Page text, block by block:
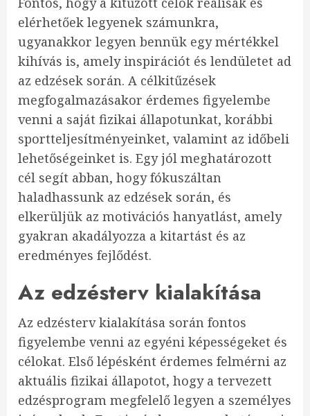
elérhetőek legyenek számunkra,
ugyanakkor legyen bennük egy mértékkel
kihívás is, amely inspirációt és lendületet ad
az edzések során. A célkitűzések
megfogalmazásakor érdemes figyelembe
venni a saját fizikai állapotunkat, korábbi
sportteljesítményeinket, valamint az időbeli
lehetőségeinket is. Egy jól meghatározott
cél segít abban, hogy fókuszáltan
haladhassunk az edzések során, és
elkerüljük az motivációs hanyatlást, amely
gyakran akadályozza a kitartást és az
eredményes fejlődést.
Az edzésterv kialakítása
Az edzésterv kialakítása során fontos
figyelembe venni az egyéni képességeket és
célokat. Első lépésként érdemes felmérni az
aktuális fizikai állapotot, hogy a tervezett
edzésprogram megfelelő legyen a személyes